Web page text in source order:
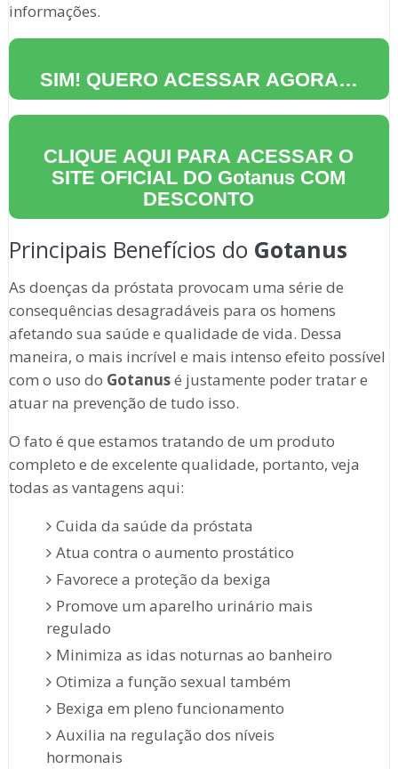
informações.
SIM! QUERO ACESSAR AGORA…
CLIQUE AQUI PARA ACESSAR O
SITE OFICIAL DO Gotanus COM
DESCONTO
Principais Benefícios do Gotanus
As doenças da próstata provocam uma série de
consequências desagradáveis para os homens
afetando sua saúde e qualidade de vida. Dessa
maneira, o mais incrível e mais intenso efeito possível
com o uso do Gotanusé justamente poder tratar e
atuar na prevenção de tudo isso.
O fato é que estamos tratando de um produto
completo e de excelente qualidade, portanto, veja
todas as vantagens aqui:
Cuida da saúde da próstata
Atua contra o aumento prostático
Favorece a proteção da bexiga
Promove um aparelho urinário mais
regulado
Minimiza as idas noturnas ao banheiro
Otimiza a função sexual também
Bexiga em pleno funcionamento
Auxilia na regulação dos níveis
hormonais